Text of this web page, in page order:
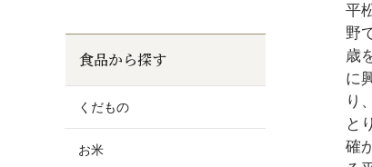
鍋
健康/美容
平
野
歳
に
り
と
確
食品から探す
くだもの
お米